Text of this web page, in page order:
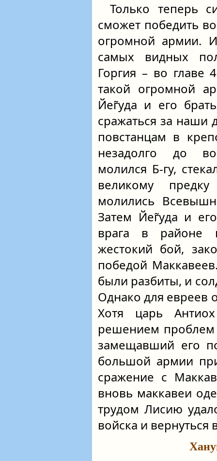
Только теперь
сможет победить
огромной армии.
самых видных
Горгия – во главе
такой огромной
Йег̃уда и его
сражаться за наши
повстанцам в
незадолго до
молился Б-гу,
великому
молились
Затем Йег̃уда и
врага в районе
жестокий бой,
победой
были разбиты, и
Однако для евреев
Хотя царь
решением проблем
замещавший его
большой армии
сражение с
вновь маккавеи
трудом Лисию
войска и вернуться